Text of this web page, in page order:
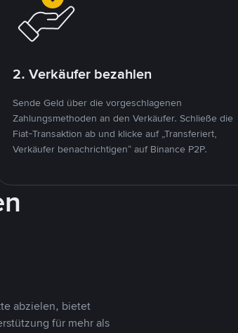
2. Verkäufer bezahlen
Sende Geld über die vorgeschlagenen
Zahlungsmethoden an den Verkäufer. Schließe die
Fiat-Transaktion ab und klicke auf „Transferiert,
Verkäufer benachrichtigen“ auf Binance P2P.
abzielen, bietet
für mehr als